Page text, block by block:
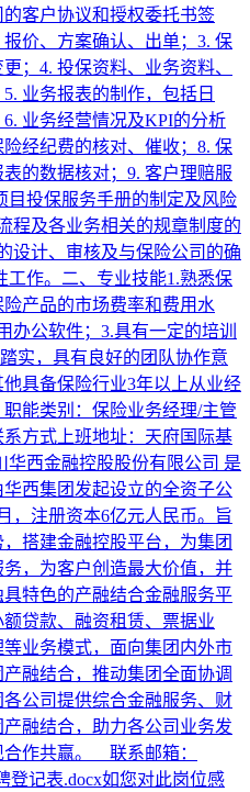
客户协议和授权委托书签
价、方案确认、出单；3. 保
；4. 投保资料、业务资料、
业务报表的制作，包括日
业务经营情况及KPI的分析
经纪费的核对、催收；8. 保
的数据核对；9. 客户理赔服
目投保服务手册的制定及风险
程及各业务相关的规章制度的
设计、审核及与保险公司的确
工作。二、专业技能1.熟悉保
产品的市场费率和费用水
办公软件；3.具有一定的培训
实，具有良好的团队协作意
具备保险行业3年以上从业经
能类别：保险业务经理/主管
方式上班地址：天府国际基
华西金融控股股份有限公司 是
西集团发起设立的全资子公
，注册资本6亿元人民币。旨
搭建金融控股平台，为集团
，为客户创造最大价值，并
特色的产融结合金融服务平
贷款、融资租赁、票据业
业务模式，面向集团内外市
融结合，推动集团全面协调
公司提供综合金融服务、财
融结合，助力各公司业务发
作共赢。 联系邮箱：
登记表.docx如您对此岗位感